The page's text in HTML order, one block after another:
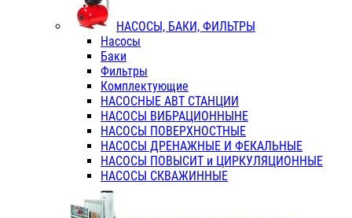
НАСОСЫ, БАКИ, ФИЛЬТРЫ
Насосы
Баки
Фильтры
Комплектующие
НАСОСНЫЕ АВТ СТАНЦИИ
НАСОСЫ ВИБРАЦИОННЫНЕ
НАСОСЫ ПОВЕРХНОСТНЫЕ
НАСОСЫ ДРЕНАЖНЫЕ И ФЕКАЛЬНЫЕ
НАСОСЫ ПОВЫСИТ и ЦИРКУЛЯЦИОННЫЕ
НАСОСЫ СКВАЖИННЫЕ